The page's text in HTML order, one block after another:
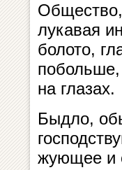
Общество,
лукавая
болото,
на глазах.
Быдло,
жующее и